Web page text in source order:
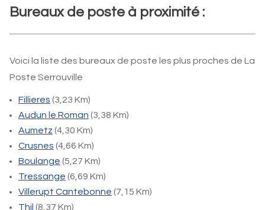
Bureaux de poste à proximité :
Voici la liste des bureaux de poste les plus proches de La
Poste Serrouville
Fillieres (3,23 Km)
Audun le Roman (3,38 Km)
Aumetz (4,30 Km)
Crusnes (4,66 Km)
Boulange (5,27 Km)
Tressange (6,69 Km)
Villerupt Cantebonne (7,15 Km)
Thil (8,37 Km)